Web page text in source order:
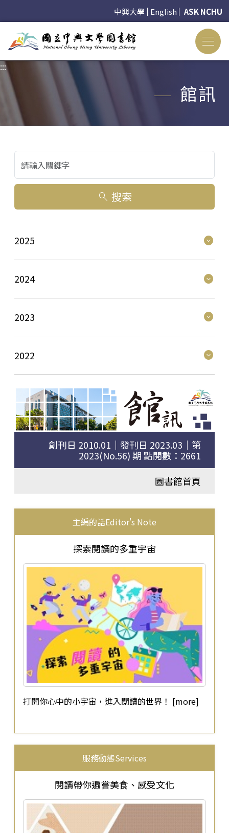
中興大學 English ASK NCHU
:::
館訊
關鍵字搜尋
search 搜索
2025 expand_circle_down
2024 expand_circle_down
2023 expand_circle_down
2022 expand_circle_down
創刊日 2010.01｜發刊日 2023.03｜第
2023(No.56) 期 點閱數：2661
圖書館首頁
主編的話Editor's Note
探索閱讀的多重宇宙
打開你心中的小宇宙，進入閱讀的世界！ [more]
服務動態Services
閱讀帶你遍嘗美食、感受文化